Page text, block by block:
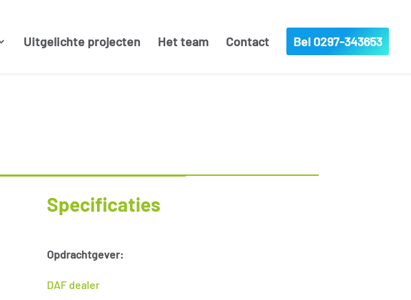
Uitgelichte projecten Het team Contact Bel 0297-343653
Specificaties
Opdrachtgever:
DAF dealer